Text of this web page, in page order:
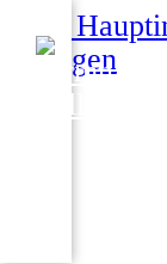
Zum
springen